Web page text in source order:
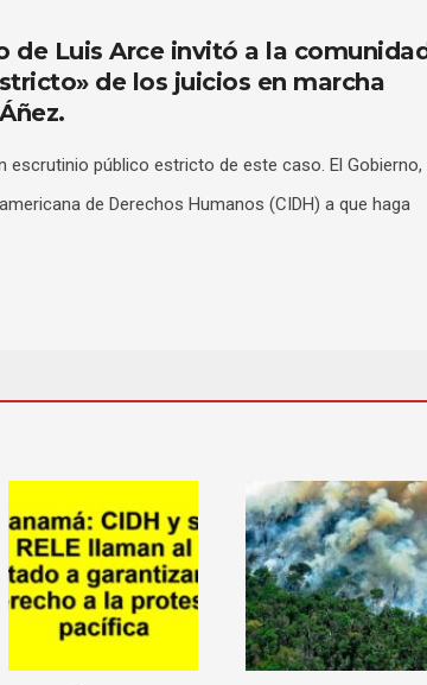
de Luis Arce invitó a la
de los juicios en marcha
escrutinio público estricto de este caso. El Gobierno,
de Derechos Humanos (CIDH) a que haga